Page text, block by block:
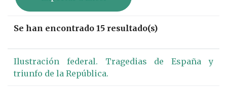
Se han encontrado 15 resultado(s)
Ilustración federal. Tragedias de España y
triunfo de la República.